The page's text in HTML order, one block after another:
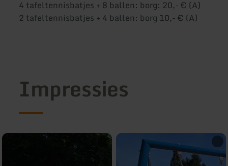
4 tafeltennisbatjes + 8 ballen: borg: 20,- € (A)
2 tafeltennisbatjes + 4 ballen: borg 10,- € (A)
Impressies